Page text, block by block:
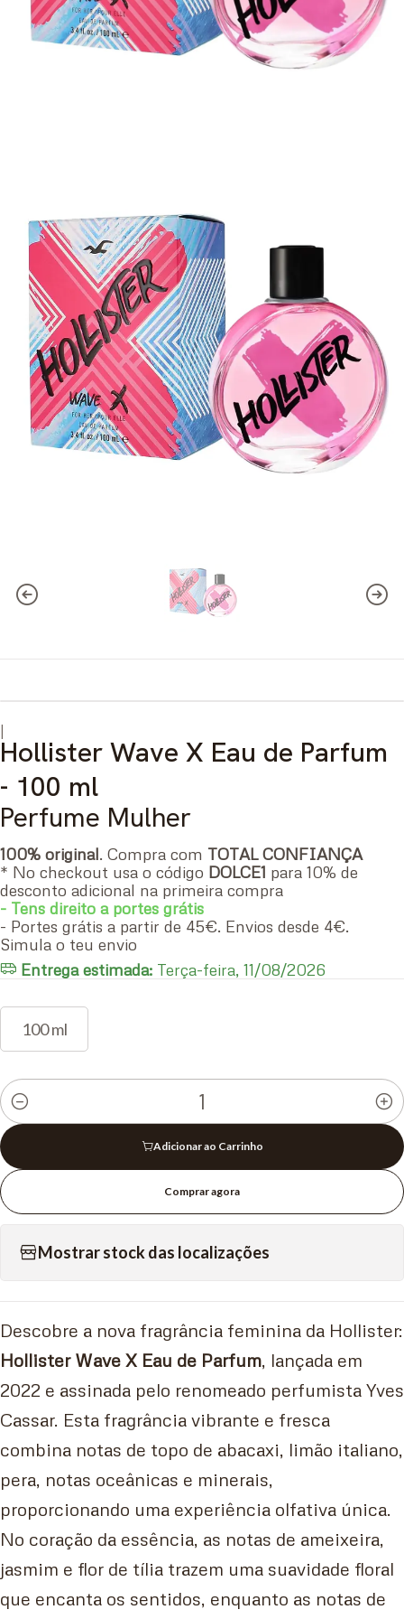
|
Hollister Wave X Eau de Parfum
- 100 ml
Perfume Mulher
100% original. Compra com TOTAL CONFIANÇA
* No checkout usa o código DOLCE1 para 10% de
desconto adicional na primeira compra
- Tens direito a portes grátis
- Portes grátis a partir de 45€. Envios desde 4€.
Simula o teu envio
Entrega estimada: Terça-feira, 11/08/2026
100 ml
Quantidade
Adicionar ao Carrinho
Comprar agora
Mostrar stock das localizações
Descobre a nova fragrância feminina da Hollister:
Hollister Wave X Eau de Parfum, lançada em
2022 e assinada pelo renomeado perfumista Yves
Cassar. Esta fragrância vibrante e fresca
combina notas de topo de abacaxi, limão italiano,
pera, notas oceânicas e minerais,
proporcionando uma experiência olfativa única.
No coração da essência, as notas de ameixeira,
jasmim e flor de tília trazem uma suavidade floral
que encanta os sentidos, enquanto as notas de